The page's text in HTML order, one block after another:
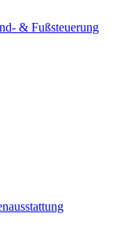
& Fußsteuerung